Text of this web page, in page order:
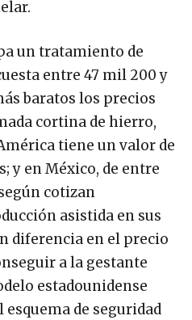
un tratamiento de
entre 47 mil 200 y
baratos los precios
cortina de hierro,
tiene un valor de
y en México, de entre
cotizan
asistida en sus
diferencia en el precio
a la gestante
estadounidense
de seguridad